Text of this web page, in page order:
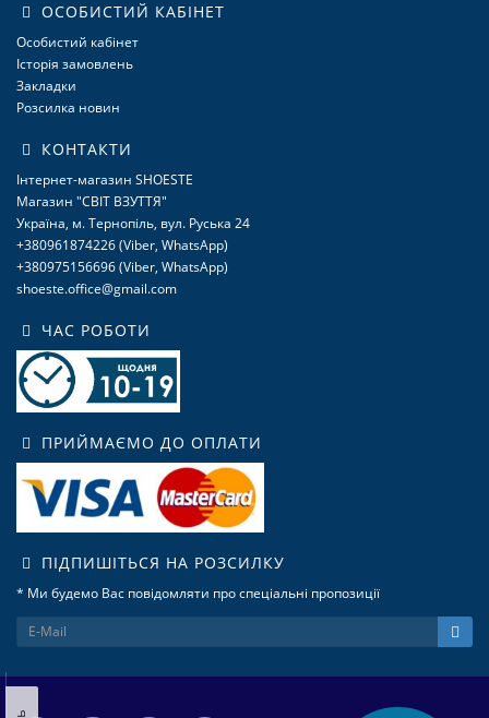
ОСОБИСТИЙ КАБІНЕТ
Особистий кабінет
Історія замовлень
Закладки
Розсилка новин
КОНТАКТИ
Інтернет-магазин SHOESTE
Магазин "СВІТ ВЗУТТЯ"
Україна, м. Тернопіль, вул. Руська 24
+380961874226 (Viber, WhatsApp)
+380975156696 (Viber, WhatsApp)
shoeste.office@gmail.com
ЧАС РОБОТИ
ПРИЙМАЄМО ДО ОПЛАТИ
ПІДПИШІТЬСЯ НА РОЗСИЛКУ
* Ми будемо Вас повідомляти про спеціальні пропозиції